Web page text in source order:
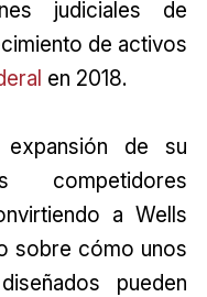
judiciales de
de activos
en 2018.
de su
competidores
a Wells
sobre cómo unos
pueden